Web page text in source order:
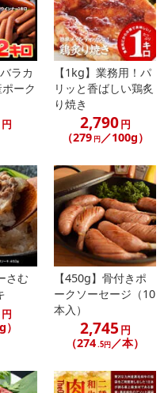
ラカ
ーク
円
【1kg】業務用！パ
リッと香ばしい鶏炙
り焼き
2,790円
（279 円／100g）
さむ
円
【450g】骨付きポ
ークソーセージ（10
本入）
2,745 円
（274.5円／本）